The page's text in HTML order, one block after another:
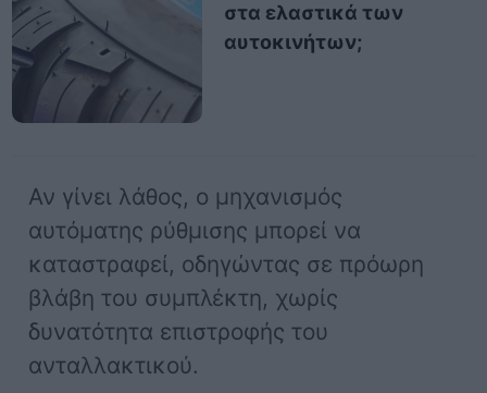
στα ελαστικά των
αυτοκινήτων;
Αν γίνει λάθος, ο μηχανισμός
αυτόματης ρύθμισης μπορεί να
καταστραφεί, οδηγώντας σε πρόωρη
βλάβη του συμπλέκτη, χωρίς
δυνατότητα επιστροφής του
ανταλλακτικού.